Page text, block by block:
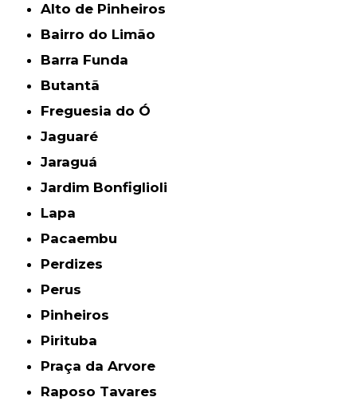
Alto de Pinheiros
Bairro do Limão
Barra Funda
Butantã
Freguesia do Ó
Jaguaré
Jaraguá
Jardim Bonfiglioli
Lapa
Pacaembu
Perdizes
Perus
Pinheiros
Pirituba
Praça da Arvore
Raposo Tavares